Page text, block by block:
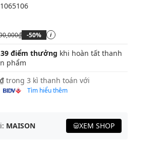
-50% i
39 điểm thưởng khi hoàn tất thanh
phẩm
trong 3 kì thanh toán với
Tìm hiểu thêm
MAISON XEM SHOP